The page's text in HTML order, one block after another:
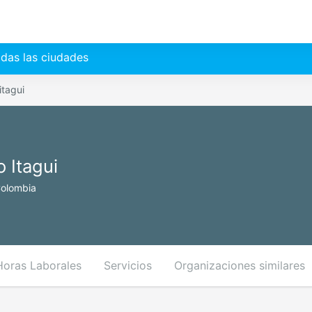
las ciudades
Itagui
Laborales Servicios Organizaciones similares